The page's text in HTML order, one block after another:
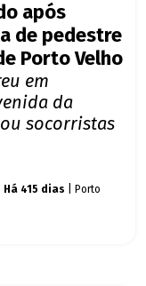
após
de pedestre
Porto Velho
em
da
socorristas
Há 415 dias | Porto